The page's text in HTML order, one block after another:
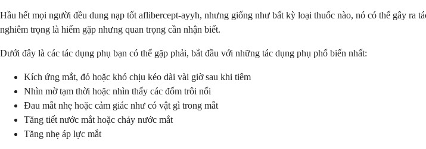
Hầu hết mọi người đều dung nạp tốt aflibercept-ayyh, nhưng giống như bất kỳ loại thuốc nào, nó có thể gây
nghiêm trọng là hiếm gặp nhưng quan trọng cần nhận biết.
Dưới đây là các tác dụng phụ bạn có thể gặp phải, bắt đầu với những tác dụng phụ phổ biến nhất:
Kích ứng mắt, đỏ hoặc khó chịu kéo dài vài giờ sau khi tiêm
Nhìn mờ tạm thời hoặc nhìn thấy các đốm trôi nổi
Đau mắt nhẹ hoặc cảm giác như có vật gì trong mắt
Tăng tiết nước mắt hoặc chảy nước mắt
Tăng nhẹ áp lực mắt